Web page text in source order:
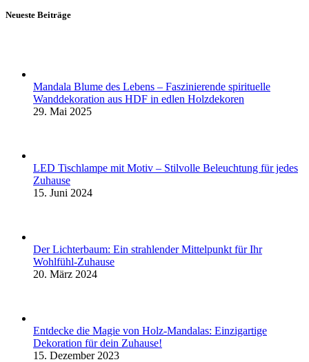
Neueste Beiträge
Mandala Blume des Lebens – Faszinierende spirituelle
Wanddekoration aus HDF in edlen Holzdekoren
29. Mai 2025
LED Tischlampe mit Motiv – Stilvolle Beleuchtung für jedes
Zuhause
15. Juni 2024
Der Lichterbaum: Ein strahlender Mittelpunkt für Ihr
Wohlfühl-Zuhause
20. März 2024
Entdecke die Magie von Holz-Mandalas: Einzigartige
Dekoration für dein Zuhause!
15. Dezember 2023